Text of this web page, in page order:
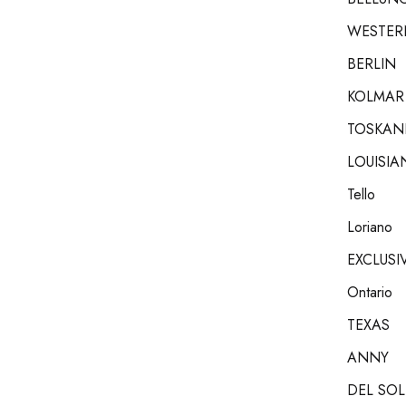
BERLIN
KOLMAR
Tello
Loriano
Ontario
TEXAS
ANNY
DEL SOL